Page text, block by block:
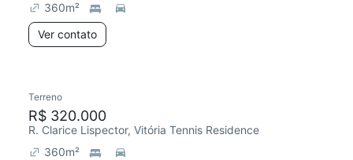
360m²
Ver contato
Terreno
R$ 320.000
R. Clarice Lispector, Vitória Tennis Residence
360m²